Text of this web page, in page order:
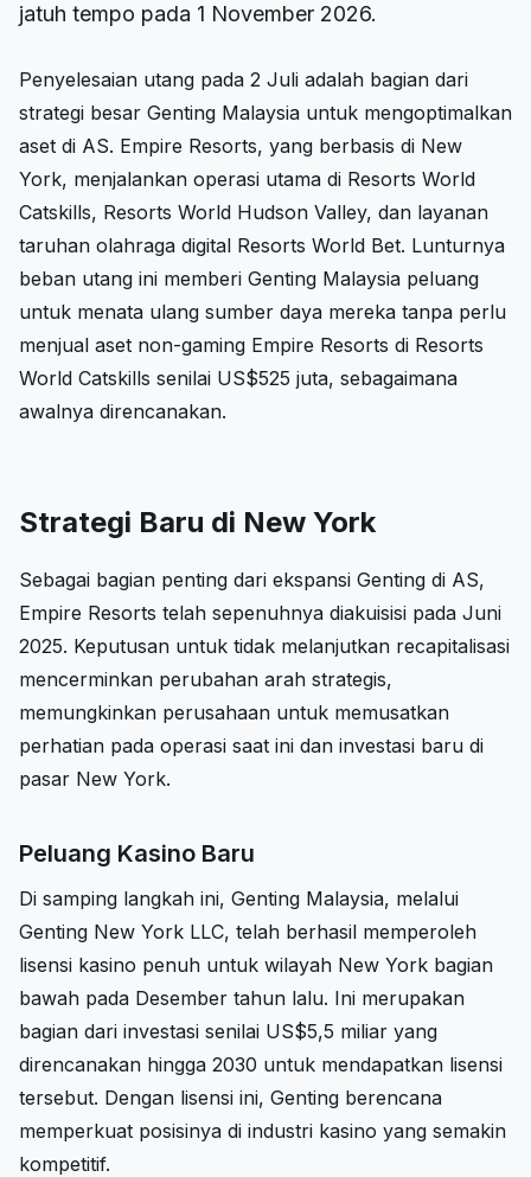
jatuh tempo pada 1 November 2026.
Penyelesaian utang pada 2 Juli adalah bagian dari
strategi besar Genting Malaysia untuk mengoptimalkan
aset di AS. Empire Resorts, yang berbasis di New
York, menjalankan operasi utama di Resorts World
Catskills, Resorts World Hudson Valley, dan layanan
taruhan olahraga digital Resorts World Bet. Lunturnya
beban utang ini memberi Genting Malaysia peluang
untuk menata ulang sumber daya mereka tanpa perlu
menjual aset non-gaming Empire Resorts di Resorts
World Catskills senilai US$525 juta, sebagaimana
awalnya direncanakan.
Strategi Baru di New York
Sebagai bagian penting dari ekspansi Genting di AS,
Empire Resorts telah sepenuhnya diakuisisi pada Juni
2025. Keputusan untuk tidak melanjutkan recapitalisasi
mencerminkan perubahan arah strategis,
memungkinkan perusahaan untuk memusatkan
perhatian pada operasi saat ini dan investasi baru di
pasar New York.
Peluang Kasino Baru
Di samping langkah ini, Genting Malaysia, melalui
Genting New York LLC, telah berhasil memperoleh
lisensi kasino penuh untuk wilayah New York bagian
bawah pada Desember tahun lalu. Ini merupakan
bagian dari investasi senilai US$5,5 miliar yang
direncanakan hingga 2030 untuk mendapatkan lisensi
tersebut. Dengan lisensi ini, Genting berencana
memperkuat posisinya di industri kasino yang semakin
kompetitif.